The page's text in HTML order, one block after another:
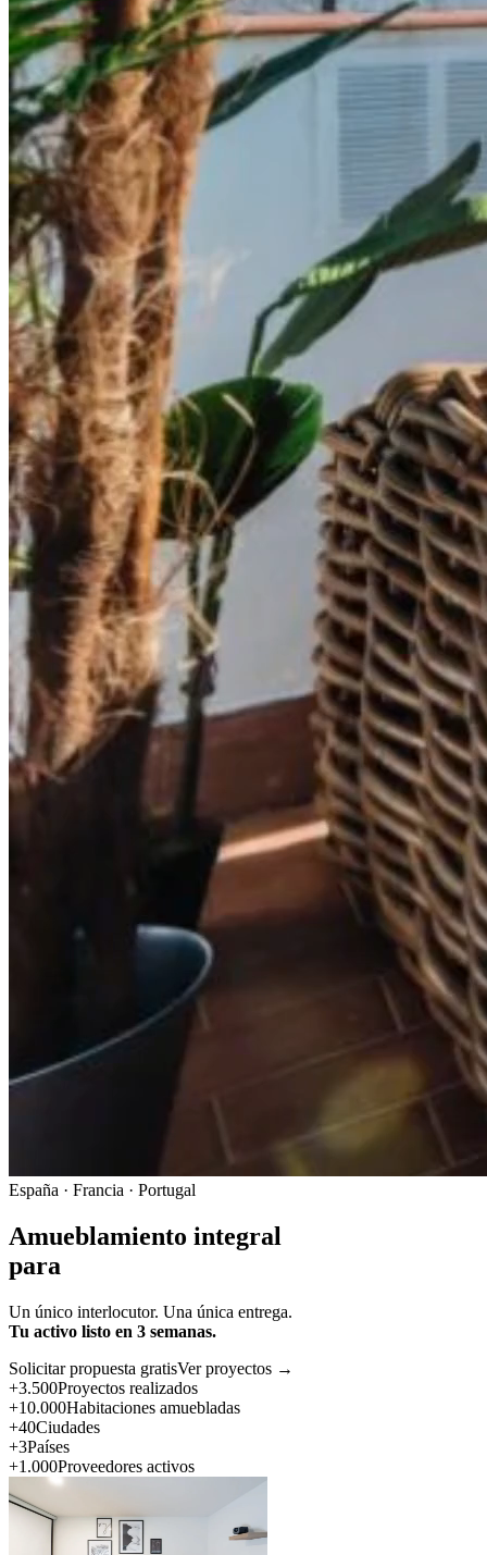
España · Francia · Portugal
Amueblamiento integral
para
Un único interlocutor. Una única entrega.
Tu activo listo en 3 semanas.
Solicitar propuesta gratisVer proyectos →
+3.500Proyectos realizados
+10.000Habitaciones amuebladas
+40Ciudades
+3Países
+1.000Proveedores activos